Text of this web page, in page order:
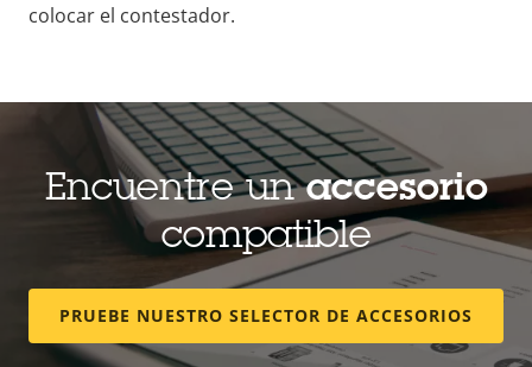
colocar el contestador.
Encuentre unaccesorio
compatible
PRUEBE NUESTRO SELECTOR DE ACCESORIOS